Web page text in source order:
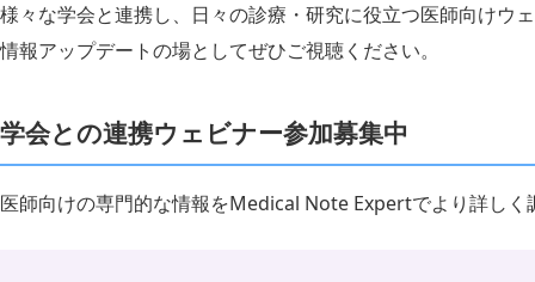
様々な学会と連携し、日々の診療・研究に役立つ医師向けウ
情報アップデートの場としてぜひご視聴ください。
学会との連携ウェビナー参加募集中
医師向けの専門的な情報をMedical Note Expertでより詳しく